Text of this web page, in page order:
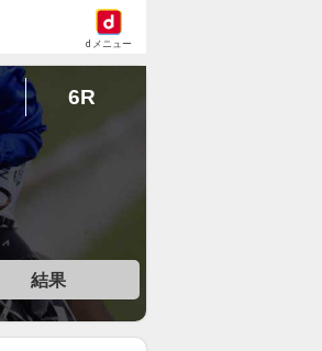
dメニュー
6R
結果